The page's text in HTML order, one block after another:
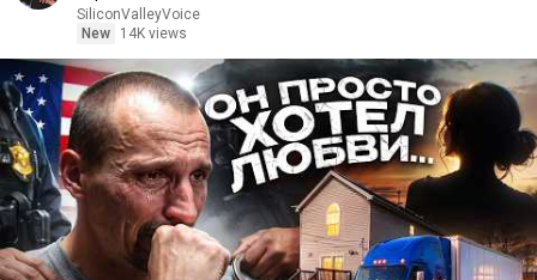
SiliconValleyVoice
New
14K views